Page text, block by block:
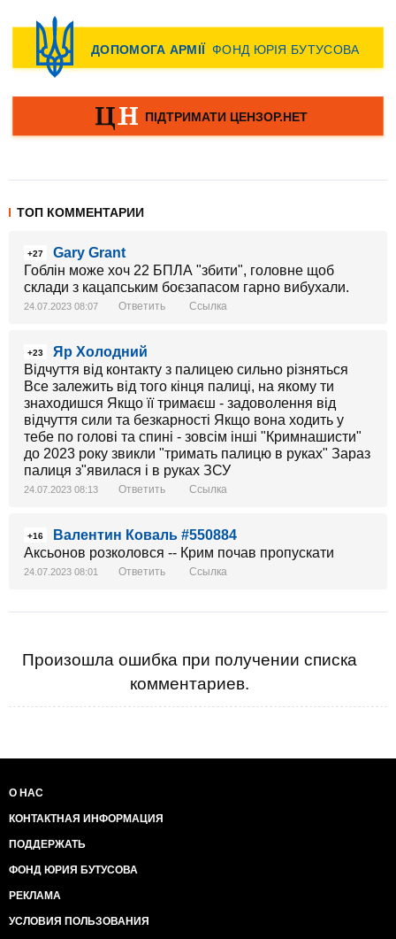
ТОП КОММЕНТАРИИ
+27
Gary Grant
Гоблін може хоч 22 БПЛА "збити", головне щоб
склади з кацапським боєзапасом гарно вибухали.
24.07.2023 08:07 Ответить Ссылка
+23
Яр Холодний
Відчуття від контакту з палицею сильно різняться
Все залежить від того кінця палиці, на якому ти
знаходишся Якщо її тримаєш - задоволення від
відчуття сили та безкарності Якщо вона ходить у
тебе по голові та спині - зовсім інші "Кримнашисти"
до 2023 року звикли "тримать палицю в руках" Зараз
палиця з"явилася і в руках ЗСУ
24.07.2023 08:13 Ответить Ссылка
+16
Валентин Коваль #550884
Аксьонов розколовся -- Крим почав пропускати
24.07.2023 08:01 Ответить Ссылка
Произошла ошибка при получении списка
комментариев.
О НАС
КОНТАКТНАЯ ИНФОРМАЦИЯ
ПОДДЕРЖАТЬ
ФОНД ЮРИЯ БУТУСОВА
РЕКЛАМА
УСЛОВИЯ ПОЛЬЗОВАНИЯ